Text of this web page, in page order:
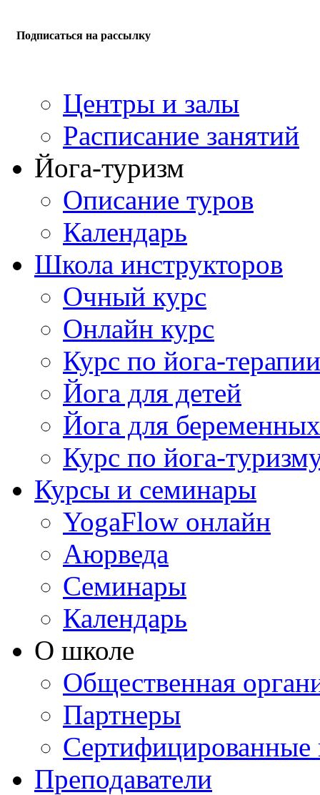
Подписаться на рассылку
Центры и залы
Расписание занятий
Йога-туризм
Описание туров
Календарь
Школа инструкторов
Очный курс
Онлайн курс
Курс по йога-терапии
Йога для детей
Йога для беременных
Курс по йога-
Курсы и семинары
YogaFlow онлайн
Аюрведа
Семинары
Календарь
О школе
Общественная
Партнеры
Сертифицированные
Преподаватели